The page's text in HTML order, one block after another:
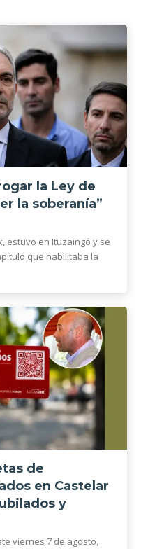
la Ley de
la soberanía”
estuvo en Ituzaingó y se
que habilitaba la
de
en Castelar
y
viernes 7 de agosto,